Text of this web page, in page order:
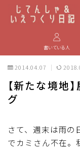
PBP(Paris-
エベレスティング
パーツのインプレ
書いている人
2014.04.07
【新たな境地
グ
さて、週末は雨の
でカミさん不在。